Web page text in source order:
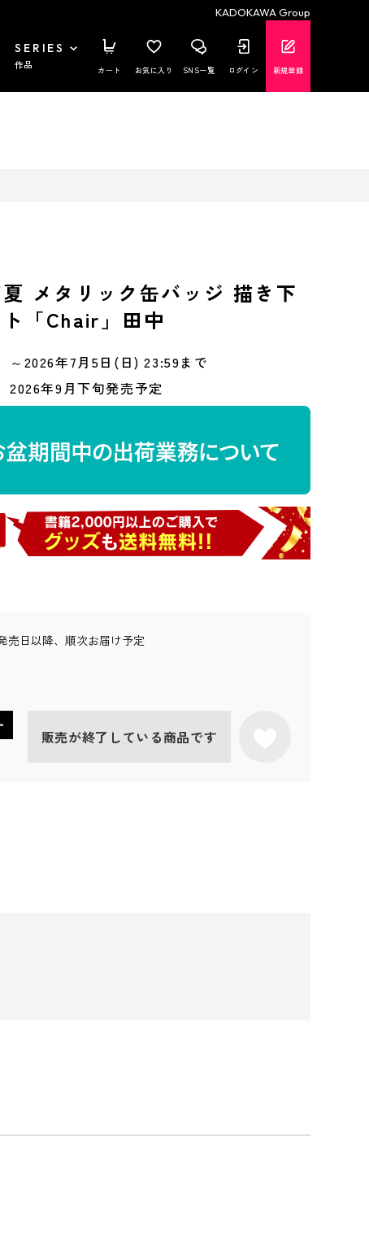
KADOKAWA Group
SERIES
作品 カート お気に入り SNS一覧 ログイン 新規登録
メタリック缶バッジ 描き下
「Chair」田中
～2026年7月5日(日) 23:59まで
2026年9月下旬発売予定
売日以降、順次お届け予定
販売が終了している商品です